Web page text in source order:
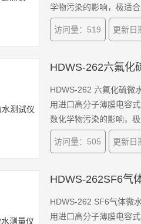
学物污染的影响，极适合
访问量：519 更新日
HDWS-262六氟化
HDWS-262 六氟化硫微
用进口高分子薄膜电容
数化学物污染的影响，
访问量：505 更新日
HDWS-262SF6气
HDWS-262 SF6气体微
用进口高分子薄膜电容